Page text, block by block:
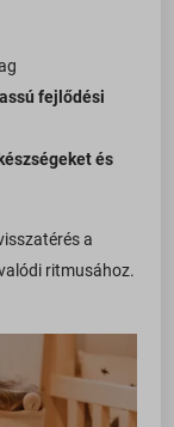
fejlődési
és
a
ritmusához.